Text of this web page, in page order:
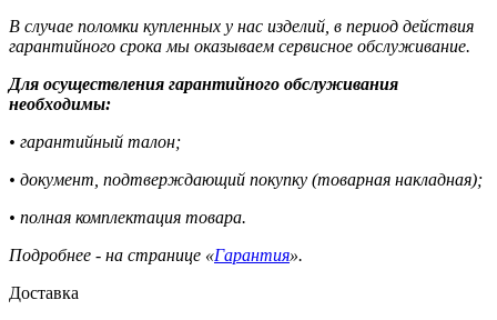
В случае поломки купленных у нас изделий, в период действия
гарантийного срока мы оказываем сервисное обслуживание.
Для осуществления гарантийного обслуживания
необходимы:
• гарантийный талон;
• документ, подтверждающий покупку (товарная накладная);
• полная комплектация товара.
Подробнее - на странице «Гарантия».
Доставка